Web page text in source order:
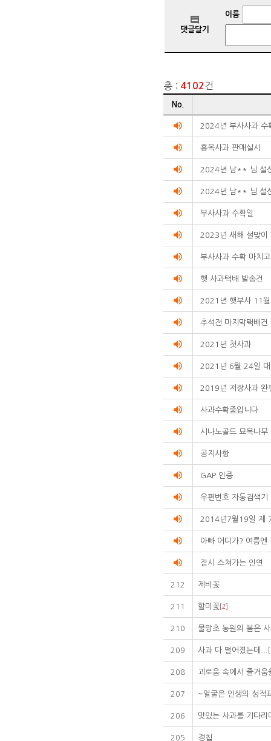
총 : 4102 건
게시글
순번
제목
작성자
작성일
조회수를
리스트화한
테이블입니다.
No.
volume_up 2024년 부사사과 수
volume_up 홍옥사과 판매실시
volume_up 2024년 남** 님 설
volume_up 2024년 남** 님 설
volume_up 부사사과 수확일
volume_up 2023년 새해 설맞이
volume_up 부사사과 수확 마치
volume_up 햇 사과택배 발송건
volume_up 2021년 햇부사 11
volume_up 추석전 마지막택배건
volume_up 2021년 첫사과
volume_up 2021년 6월 24일 대
volume_up 2019년 저장사과 완
volume_up 사과수확중입니다
volume_up 시나노골드 묘목나무
volume_up 공지사항
volume_up GAP 인증
volume_up 우편번호 자동검
volume_up 2014년7월19일 제
volume_up 아빠 어디가? 여름엔
volume_up 잠시 스쳐가는 인연
212 제비꽃
211 할미꽃 2
210 물망초 농원의 봄은
209 사과 다 떨어졌는데...
208 괴로움 속에서 즐거움
207 ~얼굴은 인생의 성적
206 맛있는 사과를 기다리
205 경칩